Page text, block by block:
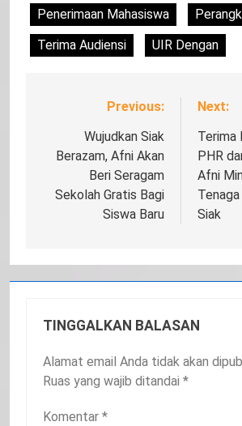
Penerimaan Mahasiswa
Terima Audiensi
UIR Dengan
NavigasiPrevious:
Wujudkan Siak
Berazam, Afni Akan
Beri Seragam
Sekolah Gratis Bagi
Siswa Baru
Next:
Terima
PHR
Afni
Siak
TINGGALKAN BALASAN
Alamat email Anda tidak akan
Ruas yang wajib ditandai *
Komentar *